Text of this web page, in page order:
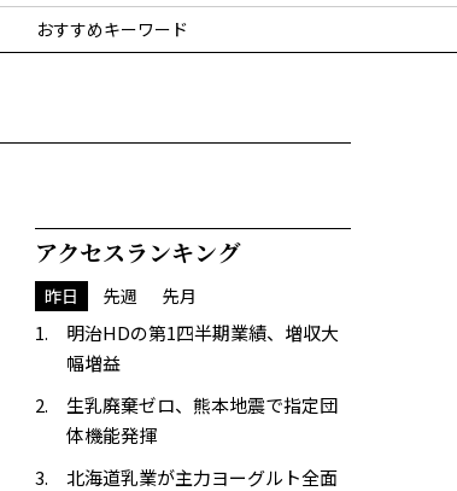
おすすめキーワード
アクセスランキング
昨日 先週 先月
明治HDの第1四半期業績、増収大
幅増益
生乳廃棄ゼロ、熊本地震で指定団
体機能発揮
北海道乳業が主力ヨーグルト全面